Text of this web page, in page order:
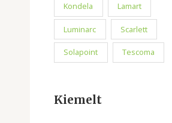
Kondela Lamart
Luminarc Scarlett
Solapoint Tescoma
Kiemelt